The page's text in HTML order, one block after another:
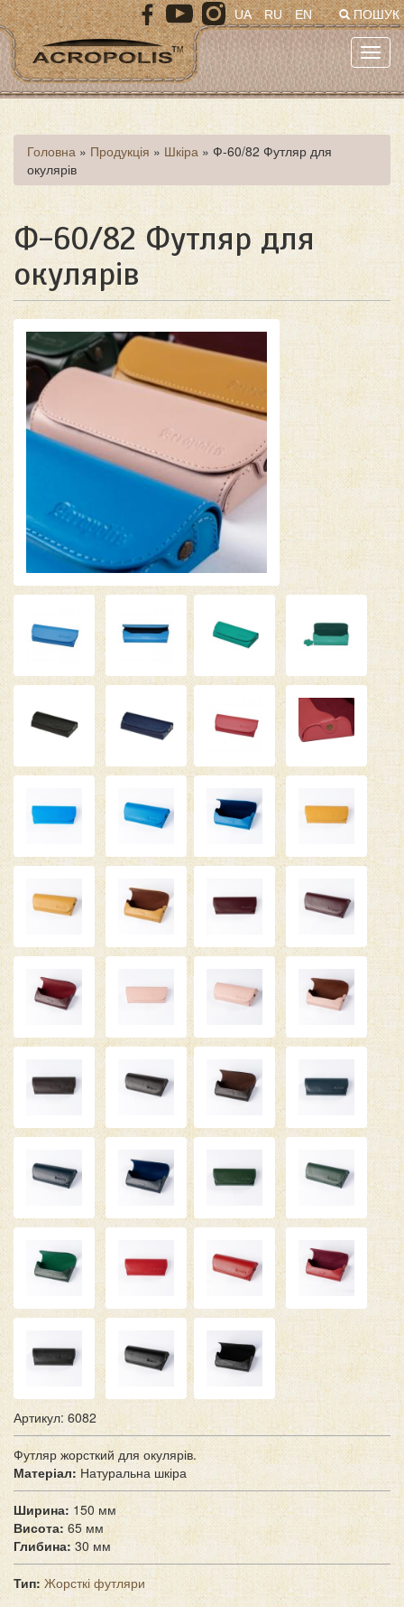
Перейти
до
основного
матеріалу
ПОШУК
UA RU EN
Ви
є
тут
Головна » Продукція » Шкіра » Ф-60/82 Футляр для
окулярів
Ф-60/82 Футляр для
окулярів
Артикул: 6082
Футляр жорсткий для окулярів.
Матеріал: Натуральна шкіра
Ширина: 150 мм
Висота: 65 мм
Глибина:30 мм
Тип: Жорсткі футляри